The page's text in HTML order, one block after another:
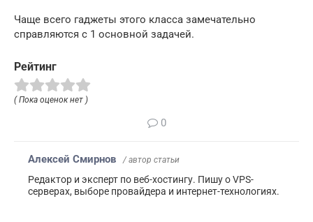
Чаще всего гаджеты этого класса замечательно
справляются с 1 основной задачей.
Рейтинг
( Пока оценок нет )
0
Алексей Смирнов / автор статьи
Редактор и эксперт по веб-хостингу. Пишу о VPS-
серверах, выборе провайдера и интернет-технологиях.